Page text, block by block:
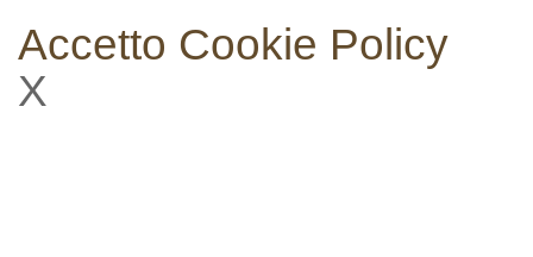
Accetto Cookie Policy
X